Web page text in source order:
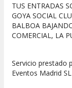
TUS ENTRADAS
GOYA SOCIAL
BALBOA
COMERCIAL, LA
Servicio prestado
Eventos Madrid